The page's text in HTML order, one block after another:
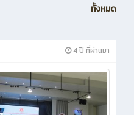
ทั้งหมด
4 ปี ที่ผ่านมา